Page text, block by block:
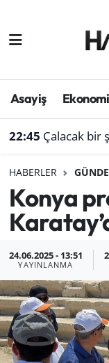
Asayiş Ekonomi
22:45 Çalacak bir
HABERLER
Konya
24.06.2025 - 13:51
YAYINLANMA
Çevre
Genel
Haber
Izmir
Kütahya
Manisa
Aydın
Süper Lig
Son Dakika
Haber Arşivi